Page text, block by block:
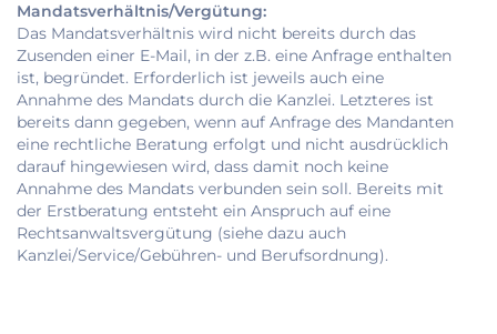
Mandatsverhältnis/Vergütung:
Das Mandatsverhältnis wird nicht bereits durch das
Zusenden einer E-Mail, in der z.B. eine Anfrage enthalten
ist, begründet. Erforderlich ist jeweils auch eine
Annahme des Mandats durch die Kanzlei. Letzteres ist
bereits dann gegeben, wenn auf Anfrage des Mandanten
eine rechtliche Beratung erfolgt und nicht ausdrücklich
darauf hingewiesen wird, dass damit noch keine
Annahme des Mandats verbunden sein soll. Bereits mit
der Erstberatung entsteht ein Anspruch auf eine
Rechtsanwaltsvergütung (siehe dazu auch
Kanzlei/Service/Gebühren- und Berufsordnung).